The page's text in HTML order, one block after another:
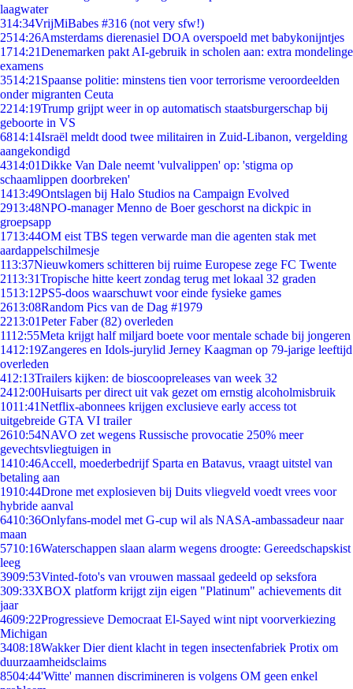
laagwater
314:34VrijMiBabes #316 (not very sfw!)
2514:26Amsterdams dierenasiel DOA overspoeld met babykonijntjes
1714:21Denemarken pakt AI-gebruik in scholen aan: extra mondelinge
examens
3514:21 Spaanse politie: minstens tien voor terrorisme veroordeelden
onder migranten Ceuta
2214:19Trump grijpt weer in op automatisch staatsburgerschap bij
geboorte in VS
6814:14Israël meldt dood twee militairen in Zuid-Libanon, vergelding
aangekondigd
4314:01Dikke Van Dale neemt 'vulvalippen' op: 'stigma op
schaamlippen doorbreken'
1413:49Ontslagen bij Halo Studios na Campaign Evolved
2913:48NPO-manager Menno de Boer geschorst na dickpic in
groepsapp
1713:44OM eist TBS tegen verwarde man die agenten stak met
aardappelschilmesje
113:37Nieuwkomers schitteren bij ruime Europese zege FC Twente
2113:31Tropische hitte keert zondag terug met lokaal 32 graden
1513:12PS5-doos waarschuwt voor einde fysieke games
2613:08Random Pics van de Dag #1979
2213:01Peter Faber (82) overleden
1112:55Meta krijgt half miljard boete voor mentale schade bij jongeren
1412:19Zangeres en Idols-jurylid Jerney Kaagman op 79-jarige leeftijd
overleden
412:13Trailers kijken: de bioscoopreleases van week 32
2412:00Huisarts per direct uit vak gezet om ernstig alcoholmisbruik
1011:41Netflix-abonnees krijgen exclusieve early access tot
uitgebreide GTA VI trailer
2610:54NAVO zet wegens Russische provocatie 250% meer
gevechtsvliegtuigen in
1410:46Accell, moederbedrijf Sparta en Batavus, vraagt uitstel van
betaling aan
1910:44Drone met explosieven bij Duits vliegveld voedt vrees voor
hybride aanval
6410:36Onlyfans-model met G-cup wil als NASA-ambassadeur naar
maan
5710:16Waterschappen slaan alarm wegens droogte: Gereedschapskist
leeg
3909:53Vinted-foto's van vrouwen massaal gedeeld op seksfora
309:33XBOX platform krijgt zijn eigen "Platinum" achievements dit
jaar
4609:22Progressieve Democraat El-Sayed wint nipt voorverkiezing
Michigan
3408:18Wakker Dier dient klacht in tegen insectenfabriek Protix om
duurzaamheidsclaims
8504:44'Witte' mannen discrimineren is volgens OM geen enkel